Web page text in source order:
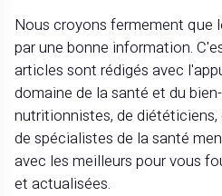
Nous croyons fermement que
par une bonne information.
articles sont rédigés avec
domaine de la santé et du
nutritionnistes, de
de spécialistes de la santé
avec les meilleurs pour vous
et actualisées.